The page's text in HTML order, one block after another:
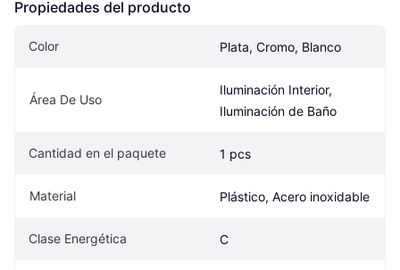
Propiedades del producto
Color Plata, Cromo, Blanco
Área De Uso
Iluminación Interior,
Iluminación de Baño
Cantidad en el paquete 1 pcs
Material Plástico, Acero inoxidable
Clase Energética C